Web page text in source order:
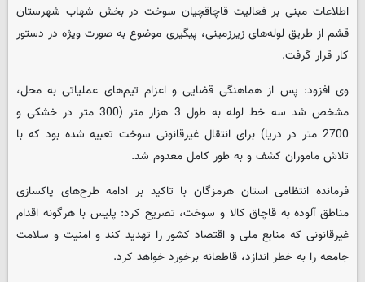
اطلاعات مبنی بر فعالیت قاچاقچیان سوخت در بخش شهاب شهرستان
قشم از طریق لوله‌های زیرزمینی، پیگیری موضوع به صورت ویژه در دستور
کار قرار گرفت.
وی افزود: پس از هماهنگی قضایی و اعزام تیم‌های عملیاتی به محل،
مشخص شد سه خط لوله به طول 3 هزار متر (300 متر در خشکی و
2700 متر در دریا) برای انتقال غیرقانونی سوخت تعبیه شده بود که با
تلاش ماموران کشف و به طور کامل معدوم شد.
فرمانده انتظامی استان هرمزگان با تاکید بر ادامه طرح‌های پاکسازی
مناطق آلوده به قاچاق کالا و سوخت، تصریح کرد: پلیس با هرگونه اقدام
غیرقانونی که منابع ملی و اقتصاد کشور را تهدید کند و امنیت و سلامت
جامعه را به خطر اندازد، قاطعانه برخورد خواهد کرد.